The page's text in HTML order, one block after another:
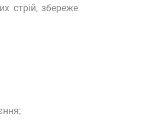
стрій, збереже